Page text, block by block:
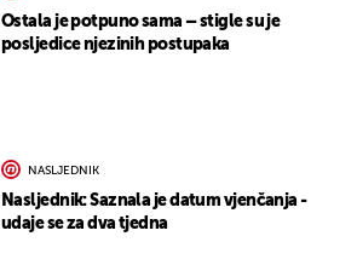
Ostala je potpuno sama – stigle su je
posljedice njezinih postupaka
NASLJEDNIK
Nasljednik: Saznala je datum vjenčanja -
udaje se za dva tjedna